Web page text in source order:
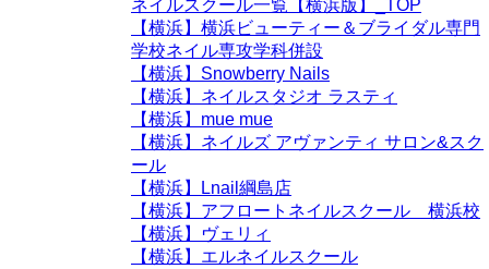
ネイルスクール一覧【横浜版】_TOP
【横浜】横浜ビューティー＆ブライダル専門
学校ネイル専攻学科併設
【横浜】Snowberry Nails
【横浜】ネイルスタジオ ラスティ
【横浜】mue mue
【横浜】ネイルズ アヴァンティ サロン&スク
ール
【横浜】Lnail綱島店
【横浜】アフロートネイルスクール 横浜校
【横浜】ヴェリィ
【横浜】エルネイルスクール